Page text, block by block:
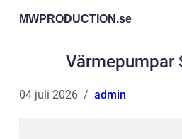
MWPRODUCTION.se
Värmepumpar
04 juli 2026 admin